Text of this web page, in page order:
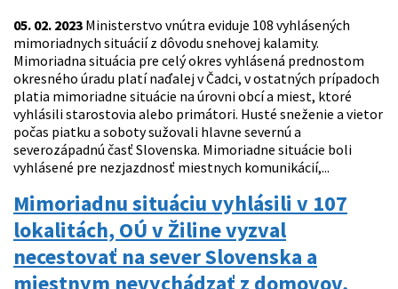
05. 02. 2023 Ministerstvo vnútra eviduje 108 vyhlásených
mimoriadnych situácií z dôvodu snehovej kalamity.
Mimoriadna situácia pre celý okres vyhlásená prednostom
okresného úradu platí naďalej v Čadci, v ostatných prípadoch
platia mimoriadne situácie na úrovni obcí a miest, ktoré
vyhlásili starostovia alebo primátori. Husté sneženie a vietor
počas piatku a soboty sužovali hlavne severnú a
severozápadnú časť Slovenska. Mimoriadne situácie boli
vyhlásené pre nezjazdnosť miestnych komunikácií,...
Mimoriadnu situáciu vyhlásili v 107
lokalitách, OÚ v Žiline vyzval
necestovať na sever Slovenska a
miestnym nevychádzať z domovov,